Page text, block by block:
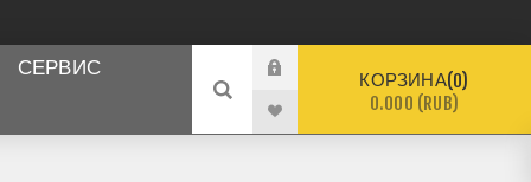
СЕРВИС
КОРЗИНА 0
0.000 (RUB)